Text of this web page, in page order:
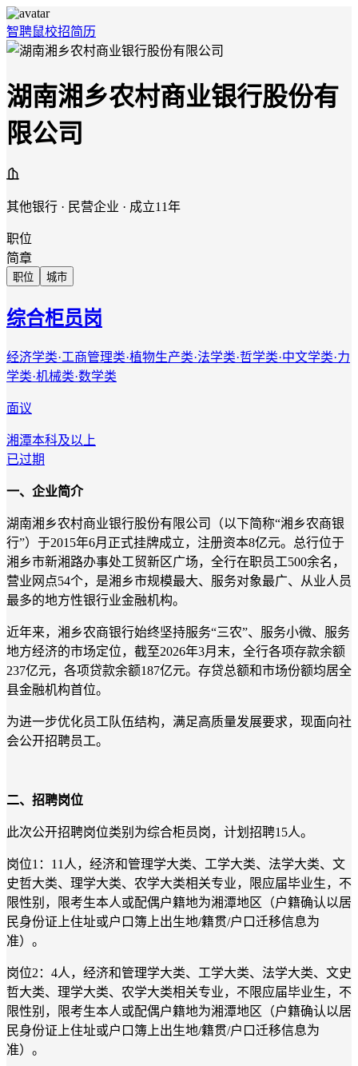
智聘鼠校招简历
湖南湘乡农村商业银行股份有
限公司
其他银行 · 民营企业 · 成立11年
职位
简章
职位 城市
综合柜员岗
经济学类·工商管理类·植物生产类·法学类·哲学类·中文学类·力
学类·机械类·数学类
面议
湘潭本科及以上
已过期
一、企业简介
湖南湘乡农村商业银行股份有限公司（以下简称“湘乡农商银
行”）于2015年6月正式挂牌成立，注册资本8亿元。总行位于
湘乡市新湘路办事处工贸新区广场，全行在职员工500余名，
营业网点54个，是湘乡市规模最大、服务对象最广、从业人员
最多的地方性银行业金融机构。
近年来，湘乡农商银行始终坚持服务“三农”、服务小微、服务
地方经济的市场定位，截至2026年3月末，全行各项存款余额
237亿元，各项贷款余额187亿元。存贷总额和市场份额均居全
县金融机构首位。
为进一步优化员工队伍结构，满足高质量发展要求，现面向社
会公开招聘员工。
二、招聘岗位
此次公开招聘岗位类别为综合柜员岗，计划招聘15人。
岗位1：11人，经济和管理学大类、工学大类、法学大类、文
史哲大类、理学大类、农学大类相关专业，限应届毕业生，不
限性别，限考生本人或配偶户籍地为湘潭地区（户籍确认以居
民身份证上住址或户口簿上出生地/籍贯/户口迁移信息为
准）。
岗位2：4人，经济和管理学大类、工学大类、法学大类、文史
哲大类、理学大类、农学大类相关专业，不限应届毕业生，不
限性别，限考生本人或配偶户籍地为湘潭地区（户籍确认以居
民身份证上住址或户口簿上出生地/籍贯/户口迁移信息为
准）。